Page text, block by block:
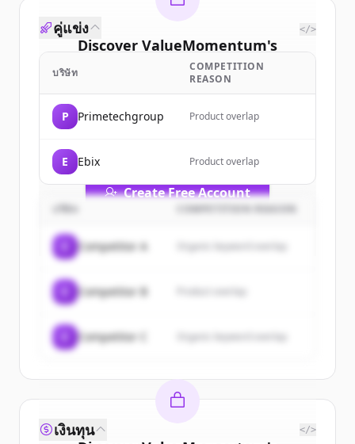
Discover ValueMomentum's
customers
Sign up for free to view allcustomers
ofValueMomentum.
New accounts include trial credits to
Create Free Account
คู่แข่ง </>
บริษัท
COMPETITION
REASON
P Primetechgroup Product overlap
E Ebix Product overlap
COMPETITION REASON
Competitor A Organic keyword overlap
Competitor B
Competitor C Organic keyword overlap
เงินทุน </>